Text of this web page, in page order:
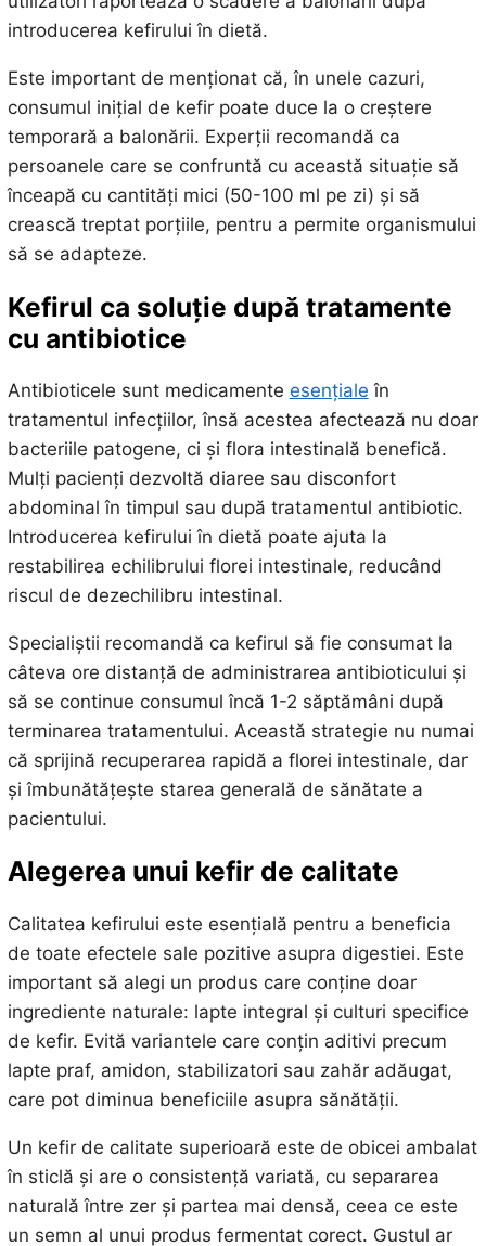
introducerea kefirului în dietă.
Este important de menționat că, în unele cazuri,
consumul inițial de kefir poate duce la o creștere
temporară a balonării. Experții recomandă ca
persoanele care se confruntă cu această situație să
înceapă cu cantități mici (50-100 ml pe zi) și să
crească treptat porțiile, pentru a permite organismului
să se adapteze.
Kefirul ca soluție după tratamente
cu antibiotice
Antibioticele sunt medicamente esențiale în
tratamentul infecțiilor, însă acestea afectează nu doar
bacteriile patogene, ci și flora intestinală benefică.
Mulți pacienți dezvoltă diaree sau disconfort
abdominal în timpul sau după tratamentul antibiotic.
Introducerea kefirului în dietă poate ajuta la
restabilirea echilibrului florei intestinale, reducând
riscul de dezechilibru intestinal.
Specialiștii recomandă ca kefirul să fie consumat la
câteva ore distanță de administrarea antibioticului și
să se continue consumul încă 1-2 săptămâni după
terminarea tratamentului. Această strategie nu numai
că sprijină recuperarea rapidă a florei intestinale, dar
și îmbunătățește starea generală de sănătate a
pacientului.
Alegerea unui kefir de calitate
Calitatea kefirului este esențială pentru a beneficia
de toate efectele sale pozitive asupra digestiei. Este
important să alegi un produs care conține doar
ingrediente naturale: lapte integral și culturi specifice
de kefir. Evită variantele care conțin aditivi precum
lapte praf, amidon, stabilizatori sau zahăr adăugat,
care pot diminua beneficiile asupra sănătății.
Un kefir de calitate superioară este de obicei ambalat
în sticlă și are o consistență variată, cu separarea
naturală între zer și partea mai densă, ceea ce este
un semn al unui produs fermentat corect. Gustul ar